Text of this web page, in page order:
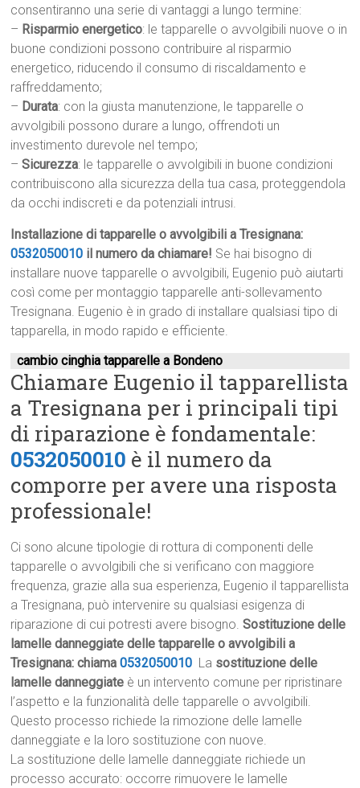
consentiranno una serie di vantaggi a lungo termine:
– Risparmio energetico: le tapparelle o avvolgibili nuove o in
buone condizioni possono contribuire al risparmio
energetico, riducendo il consumo di riscaldamento e
raffreddamento;
– Durata: con la giusta manutenzione, le tapparelle o
avvolgibili possono durare a lungo, offrendoti un
investimento durevole nel tempo;
–Sicurezza: le tapparelle o avvolgibili in buone condizioni
contribuiscono alla sicurezza della tua casa, proteggendola
da occhi indiscreti e da potenziali intrusi.
Installazione di tapparelle o avvolgibili a Tresignana:
0532050010 il numero da chiamare! Se hai bisogno di
installare nuove tapparelle o avvolgibili, Eugenio può aiutarti
così come per montaggio tapparelle anti-sollevamento
Tresignana. Eugenio è in grado di installare qualsiasi tipo di
tapparella, in modo rapido e efficiente.
cambio cinghia tapparelle a Bondeno
Chiamare Eugenio il tapparellista
a Tresignana per i principali tipi
di riparazione è fondamentale:
0532050010 è il numero da
comporre per avere una risposta
professionale!
Ci sono alcune tipologie di rottura di componenti delle
tapparelle o avvolgibili che si verificano con maggiore
frequenza, grazie alla sua esperienza, Eugenio il tapparellista
a Tresignana, può intervenire su qualsiasi esigenza di
riparazione di cui potresti avere bisogno.Sostituzione delle
lamelle danneggiate delle tapparelle o avvolgibili a
Tresignana: chiama0532050010 La sostituzione delle
lamelle danneggiate è un intervento comune per ripristinare
l’aspetto e la funzionalità delle tapparelle o avvolgibili.
Questo processo richiede la rimozione delle lamelle
danneggiate e la loro sostituzione con nuove.
La sostituzione delle lamelle danneggiate richiede un
processo accurato: occorre rimuovere le lamelle